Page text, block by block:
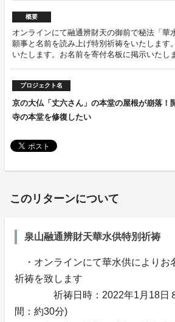
概要
オンラインにて融通辨財天の御前で秘法「華
願事と名前を読み上げ特別祈祷をいたします
いたします。お名前を寄付名板に掲示いたし
プロジェクト名
京の大仏「丈六さん」の本堂の屋根が崩落！
寺の本堂を修復したい
このリターンについて
泉山融通辨財天華水供特別祈祷
・オンラインにて華水供によりお
祈祷を致します
祈祷日時：2022年1月18日８
間：約30分)